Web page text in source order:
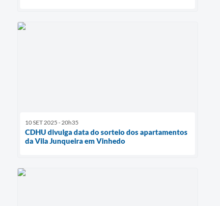
10 SET 2025 - 20h35
CDHU divulga data do sorteio dos apartamentos
da Vila Junqueira em Vinhedo